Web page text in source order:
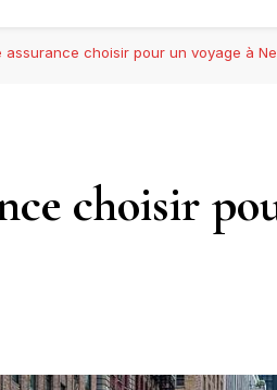
assurance choisir pour un voyage à
choisir